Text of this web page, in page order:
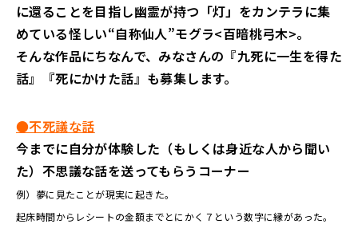
に還ることを目指し幽霊が持つ「灯」をカンテラに集
めている怪しい“自称仙人”モグラ<百暗桃弓木>。
そんな作品にちなんで、みなさんの『九死に一生を得た
話』『死にかけた話』も募集します。
●不死議な話
今までに自分が体験した（もしくは身近な人から聞い
た）不思議な話を送ってもらうコーナー
例）夢に見たことが現実に起きた。
起床時間からレシートの金額までとにかく７という数字に縁があった。